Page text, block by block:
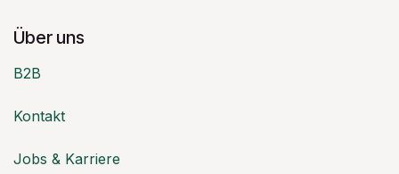
Über uns
B2B
Kontakt
Jobs & Karriere